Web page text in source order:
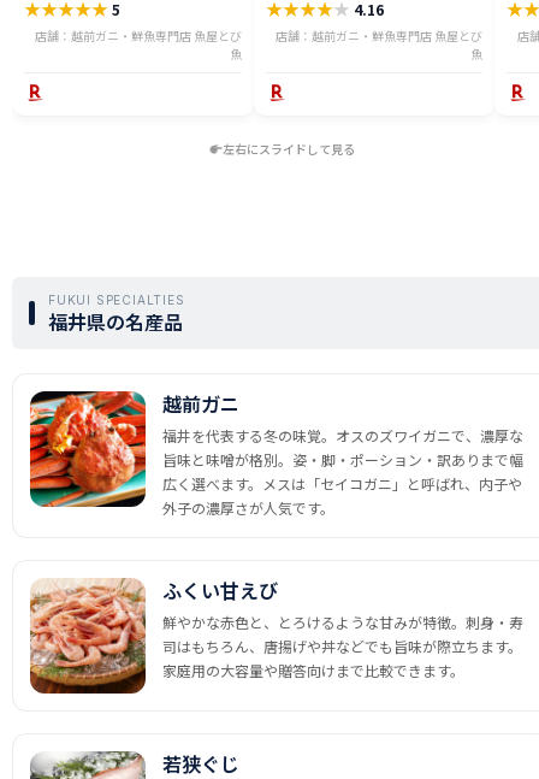
ニ 越前 かに 送料無料 etz-900w
★★★★★5
店舗：越前ガニ・鮮魚専門店 魚屋とび
魚
切身 ses2301-12ka
★★★★★ 4.16
店舗：越前ガニ・鮮魚専門店 魚屋とび
魚
★
店
左右にスライドして見る
FUKUI SPECIALTIES
福井県の名産品
越前ガニ
福井を代表する冬の味覚。オスのズワイガニで、濃厚な
旨味と味噌が格別。姿・脚・ポーション・訳ありまで幅
広く選べます。メスは「セイコガニ」と呼ばれ、内子や
外子の濃厚さが人気です。
ふくい甘えび
鮮やかな赤色と、とろけるような甘みが特徴。刺身・寿
司はもちろん、唐揚げや丼などでも旨味が際立ちます。
家庭用の大容量や贈答向けまで比較できます。
若狭ぐじ